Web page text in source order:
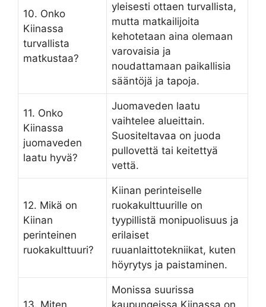
10. Onko
Kiinassa
turvallista
matkustaa?
yleisesti ottaen turvallista,
mutta matkailijoita
kehotetaan aina olemaan
varovaisia ja
noudattamaan paikallisia
sääntöjä ja tapoja.
11. Onko
Kiinassa
juomaveden
laatu hyvä?
Juomaveden laatu
vaihtelee alueittain.
Suositeltavaa on juoda
pullovettä tai keitettyä
vettä.
12. Mikä on
Kiinan
perinteinen
ruokakulttuuri?
Kiinan perinteiselle
ruokakulttuurille on
tyypillistä monipuolisuus ja
erilaiset
ruuanlaittotekniikat, kuten
höyrytys ja paistaminen.
Monissa suurissa